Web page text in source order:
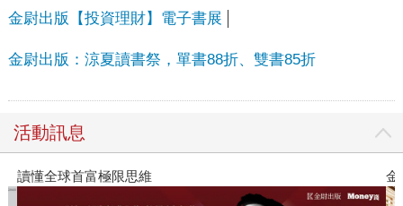
金尉出版【投資理財】電子書展
金尉出版：涼夏讀書祭，單書88折、雙書85折
活動訊息
讀懂全球首富極限思維 金